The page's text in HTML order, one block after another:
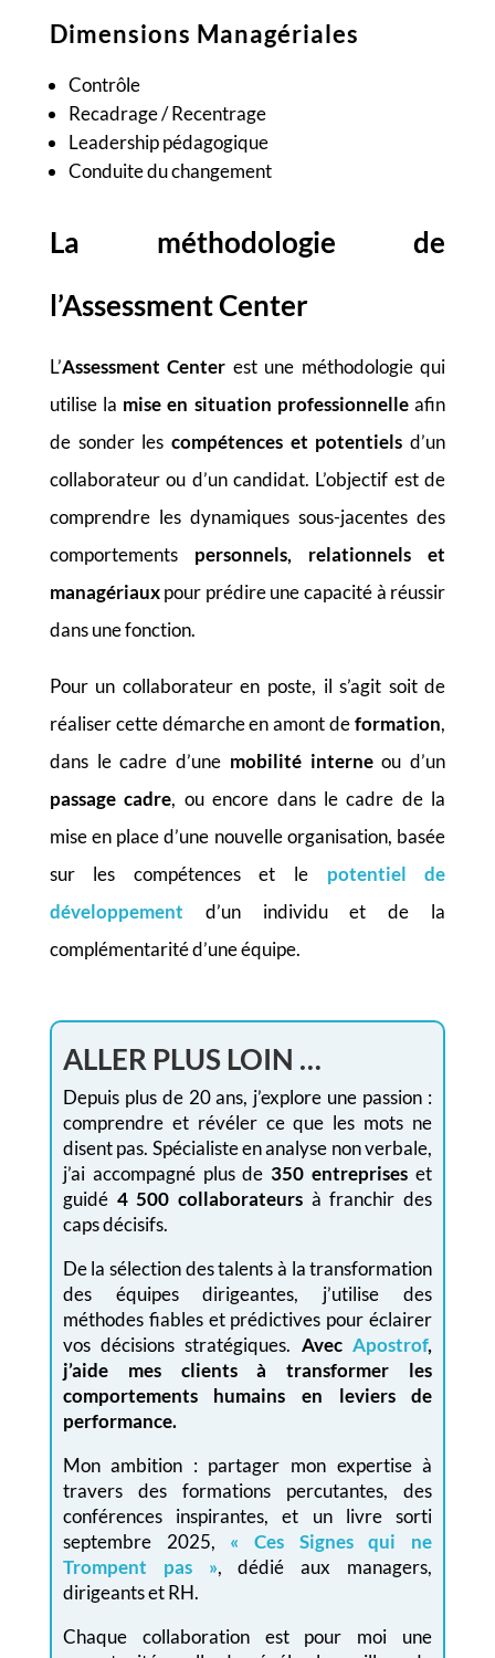
Dimensions Managériales
Contrôle
Recadrage /Recentrage
Leadership pédagogique
Conduite du changement
La méthodologie de
l’Assessment Center
L’Assessment Center est une méthodologie qui
utilise la mise en situation professionnelleafin
de sonder les compétences et potentiels d’un
collaborateur ou d’un candidat. L’objectif est de
comprendre les dynamiques sous-jacentes des
comportements personnels, relationnels et
managériauxpour prédire une capacité à réussir
dans une fonction.
Pour un collaborateur en poste, il s’agit soit de
réaliser cette démarche en amont deformation,
dans le cadre d’une mobilité interneou d’un
passage cadre, ou encore dans le cadre de la
mise en place d’une nouvelle organisation, basée
sur les compétences et le
potentiel de
développement
d’un individu et de la
complémentarité d’une équipe.
ALLER PLUS LOIN …
Depuis plus de 20 ans, j’explore une passion :
comprendre et révéler ce que les mots ne
disent pas. Spécialiste en analyse non verbale,
j’ai accompagné plus de 350 entreprises et
guidé 4 500 collaborateurs à franchir des
caps décisifs.
De la sélection des talents à la transformation
des équipes dirigeantes, j’utilise des
méthodes fiables et prédictives pour éclairer
vos décisions stratégiques. AvecApostrof,
j’aide mes clients à transformer les
comportements humains en leviers de
performance.
Mon ambition : partager mon expertise à
travers des formations percutantes, des
conférences inspirantes, et un livre sorti
septembre 2025, « Ces Signes qui ne
Trompent pas », dédié aux managers,
dirigeants et RH.
Chaque collaboration est pour moi une